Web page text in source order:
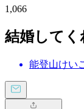
1,066
結婚して
能登山けい